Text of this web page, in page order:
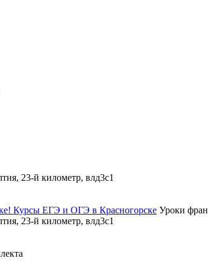
23-й километр, влд3с1
Курсы ЕГЭ и ОГЭ в Красногорске Уроки
23-й километр, влд3с1